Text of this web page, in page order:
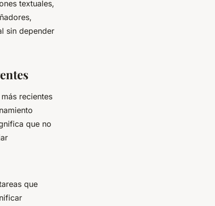
textuales,
sin depender
recientes
que no
que